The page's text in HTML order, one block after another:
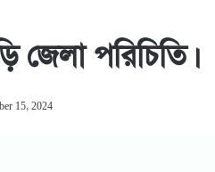
জেলা পরিচিতি।
15, 2024